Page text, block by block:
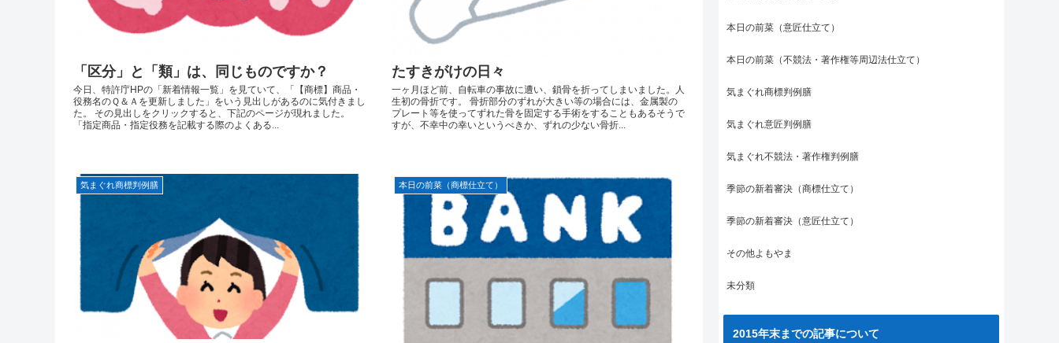
「区分」と「類」は、同じものですか？
今日、特許庁HPの「新着情報一覧」を見ていて、「【商標】商品・
役務名のＱ＆Ａを更新しました」をいう見出しがあるのに気付きまし
た。 その見出しをクリックすると、下記のページが現れました。
「指定商品・指定役務を記載する際のよくある...
たすきがけの日々
一ヶ月ほど前、自転車の事故に遭い、鎖骨を折ってしまいました。人
生初の骨折です。 骨折部分のずれが大きい等の場合には、金属製の
プレート等を使ってずれた骨を固定する手術をすることもあるそうで
すが、不幸中の幸いというべきか、ずれの少ない骨折...
気まぐれ商標判例膳 本日の前菜（商標仕立て）
本日の前菜（意匠仕立て）
本日の前菜（不競法・著作権等周辺法仕立て）
気まぐれ商標判例膳
気まぐれ意匠判例膳
気まぐれ不競法・著作権判例膳
季節の新着審決（商標仕立て）
季節の新着審決（意匠仕立て）
その他よもやま
未分類
2015年末までの記事について